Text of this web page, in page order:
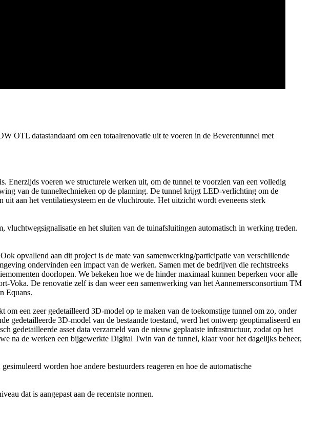
datastandaard om een totaalrenovatie uit te voeren in de Beverentunnel met
Enerzijds voeren we structurele werken uit, om de tunnel te voorzien van een volledig
van de tunneltechnieken op de planning. De tunnel krijgt LED-verlichting om de
aan het ventilatiesysteem en de vluchtroute. Het uitzicht wordt eveneens sterk
vluchtwegsignalisatie en het sluiten van de tuinafsluitingen automatisch in werking treden.
opvallend aan dit project is de mate van samenwerking/participatie van verschillende
ondervinden een impact van de werken. Samen met de bedrijven die rechtstreeks
doorlopen. We bekeken hoe we de hinder maximaal kunnen beperken voor alle
Voka. De renovatie zelf is dan weer een samenwerking van het Aannemersconsortium TM
Equans.
een zeer gedetailleerd 3D-model op te maken van de toekomstige tunnel om zo, onder
gedetailleerde 3D-model van de bestaande toestand, werd het ontwerp geoptimaliseerd en
gedetailleerde asset data verzameld van de nieuw geplaatste infrastructuur, zodat op het
na de werken een bijgewerkte Digital Twin van de tunnel, klaar voor het dagelijks beheer,
worden hoe andere bestuurders reageren en hoe de automatische
dat is aangepast aan de recentste normen.